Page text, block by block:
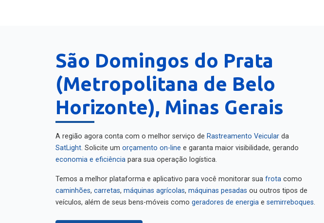
São Domingos do Prata
(Metropolitana de Belo
Horizonte), Minas Gerais
A região agora conta com o melhor serviço de Rastreamento Veicular da
SatLight . Solicite um orçamento on-line e garanta maior visibilidade, gerando
economia e eficiência para sua operação logística.
Temos a melhor plataforma e aplicativo para você monitorar sua frota como
caminhões carretas máquinas agrícolas máquinas pesadas ou outros tipos de
veículos, além de seus bens-móveis como geradores de energia e semirreboques